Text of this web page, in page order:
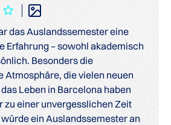
das Auslandssemester eine
Erfahrung – sowohl akademisch
Besonders die
Atmosphäre, die vielen neuen
Leben in Barcelona haben
zu einer unvergesslichen Zeit
ein Auslandssemester an